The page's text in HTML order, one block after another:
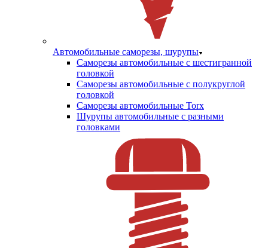
Автомобильные саморезы, шурупы
Саморезы автомобильные с шестигранной
головкой
Саморезы автомобильные с полукруглой
головкой
Саморезы автомобильные Torx
Шурупы автомобильные с разными
головками